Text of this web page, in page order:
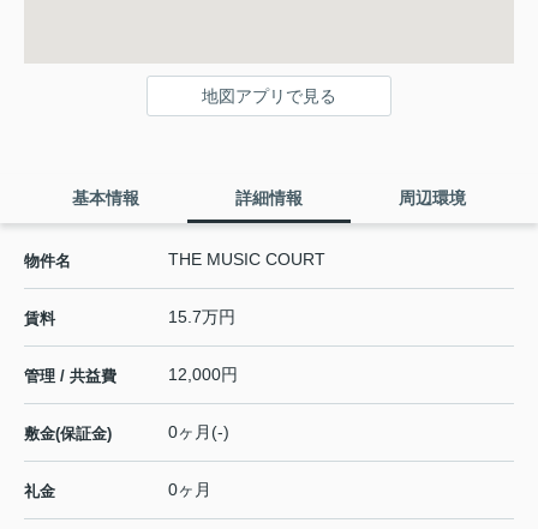
地図アプリで見る
基本情報 詳細情報 周辺環境
物件名 THE MUSIC COURT
賃料 15.7万円
管理 / 共益費 12,000円
敷金(保証金) 0ヶ月(-)
礼金 0ヶ月